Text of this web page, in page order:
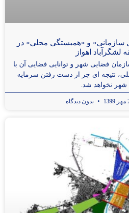
سازمانی» و «همبستگی محلی» در
لشگرآباد اهواز
فضایی شهر و توانایی فضایی آن با
نتیجه ای جز از دست رفتن سرمایه
شهر نخواهد شد.
بدون دیدگاه